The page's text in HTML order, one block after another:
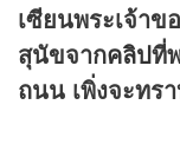
เซียนพระเจ้าข
สุนัขจากคลิปที่
ถนน เพิ่งจะทร